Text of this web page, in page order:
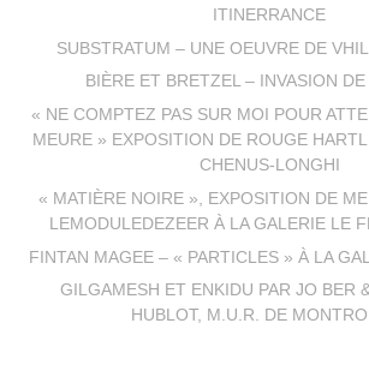
ITINERRANCE
SUBSTRATUM – UNE OEUVRE DE
BIÈRE ET BRETZEL – INVASION
« NE COMPTEZ PAS SUR MOI POUR
MEURE » EXPOSITION DE ROUGE
CHENUS-LONGHI
« MATIÈRE NOIRE », EXPOSITION DE
LEMODULEDEZEER À LA GALERIE LE
FINTAN MAGEE – « PARTICLES » À LA
GILGAMESH ET ENKIDU PAR JO BER
HUBLOT, M.U.R. DE